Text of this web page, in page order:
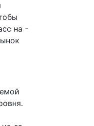
на -